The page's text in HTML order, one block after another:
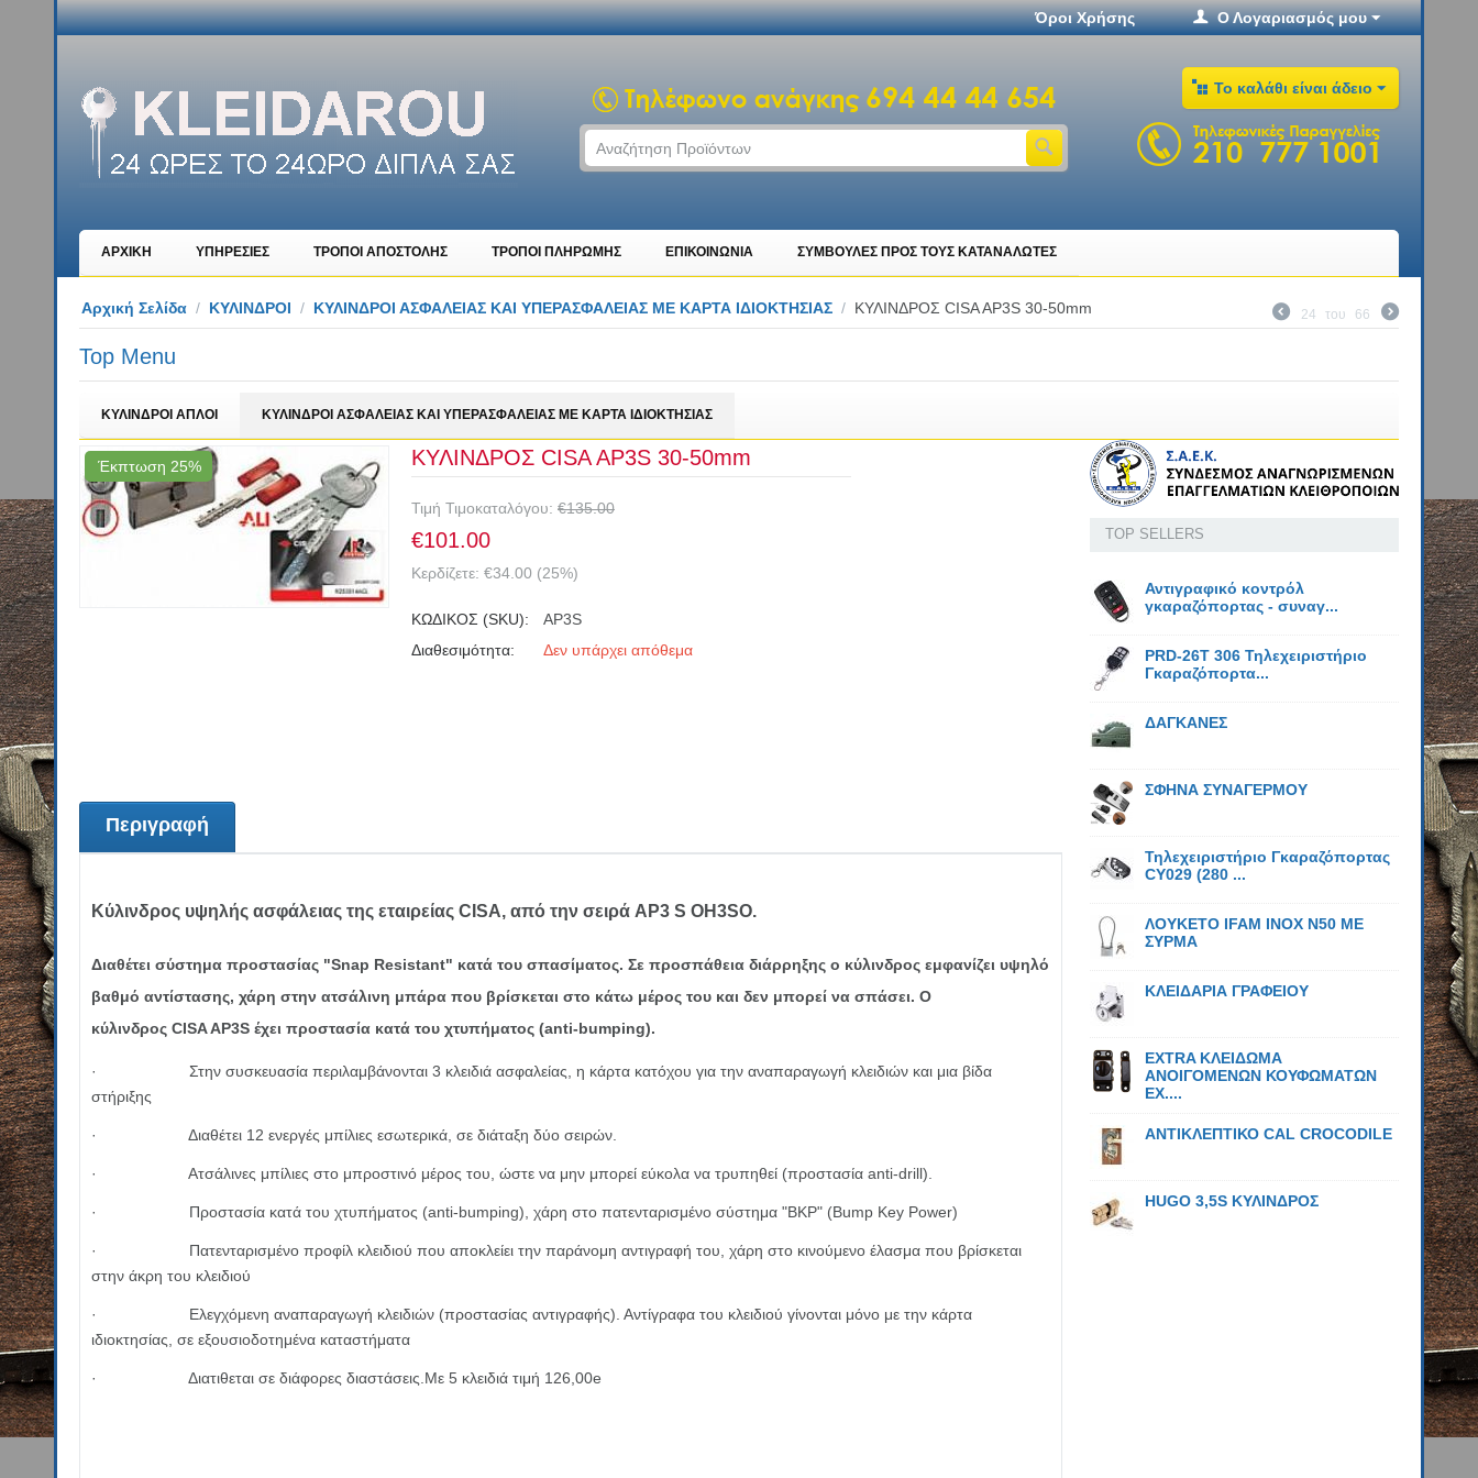
Ο Λογαριασμός μου
Όροι Χρήσης
Το καλάθι είναι άδειο
ΑΡΧΙΚΗ ΥΠΗΡΕΣΙΕΣ ΤΡΟΠΟΙ ΑΠΟΣΤΟΛΗΣ ΤΡΟΠΟΙ ΠΛΗΡΩΜΗΣ ΕΠΙΚΟΙΝΩΝΙΑ ΣΥΜΒΟΥΛΕΣ ΠΡΟΣ ΤΟΥΣ ΚΑΤΑΝΑΛΩΤΕΣ
Αρχική Σελίδα / ΚΥΛΙΝΔΡΟΙ / ΚΥΛΙΝΔΡΟΙ ΑΣΦΑΛΕΙΑΣ KAI YΠΕΡΑΣΦΑΛΕΙΑΣ ΜΕ ΚΑΡΤΑ ΙΔΙΟΚΤΗΣΙΑΣ / ΚΥΛΙΝΔΡΟΣ CISA AP3S 30-50mm 24 του 66
Top Menu
ΚΥΛΙΝΔΡΟΙ ΑΠΛΟΙ ΚΥΛΙΝΔΡΟΙ ΑΣΦΑΛΕΙΑΣ KAI YΠΕΡΑΣΦΑΛΕΙΑΣ ΜΕ ΚΑΡΤΑ ΙΔΙΟΚΤΗΣΙΑΣ
Έκπτωση 25% ΚΥΛΙΝΔΡΟΣ CISA AP3S 30-50mm
Τιμή Τιμοκαταλόγου: €135.00
€101.00
Κερδίζετε: €34.00 (25%)
ΚΩΔΙΚΟΣ (SKU):
AP3S
Διαθεσιμότητα:
Δεν υπάρχει απόθεμα
Περιγραφή
Κύλινδρος υψηλής ασφάλειας της εταιρείας CISA, από την σειρά AP3 S OH3SO.
Διαθέτει σύστημα προστασίας "Snap Resistant" κατά του σπασίματος. Σε προσπάθεια διάρρηξης ο κύλινδρος εμφανίζει υψηλό
βαθμό αντίστασης, χάρη στην ατσάλινη μπάρα που βρίσκεται στο κάτω μέρος του και δεν μπορεί να σπάσει. Ο
κύλινδρος CISA AP3S έχει προστασία κατά του χτυπήματος (anti-bumping).
· Στην συσκευασία περιλαμβάνονται 3 κλειδιά ασφαλείας, η κάρτα κατόχου για την αναπαραγωγή κλειδιών και μια βίδα
στήριξης
· Διαθέτει 12 ενεργές μπίλιες εσωτερικά, σε διάταξη δύο σειρών.
· Ατσάλινες μπίλιες στο μπροστινό μέρος του, ώστε να μην μπορεί εύκολα να τρυπηθεί (προστασία anti-drill).
· Πρoστασία κατά του χτυπήματος (anti-bumping), χάρη στο πατενταρισμένο σύστημα "BKP" (Bump Key Power)
· Πατενταρισμένο προφίλ κλειδιού που αποκλείει την παράνομη αντιγραφή του, χάρη στο κινούμενο έλασμα που βρίσκεται
στην άκρη του κλειδιού
· Ελεγχόμενη αναπαραγωγή κλειδιών (προστασίας αντιγραφής). Αντίγραφα του κλειδιού γίνονται μόνο με την κάρτα
ιδιοκτησίας, σε εξουσιοδοτημένα καταστήματα
· Διατιθεται σε διάφορες διαστάσεις.Mε 5 κλειδιά τιμή 126,00e
TOP SELLERS
Αντιγραφικό κοντρόλ
γκαραζόπορτας - συναγ...
PRD-26T 306 Τηλεχειριστήριο
Γκαραζόπορτα...
ΔΑΓΚΑΝΕΣ
ΣΦΗΝΑ ΣΥΝΑΓΕΡΜΟΥ
Τηλεχειριστήριο Γκαραζόπορτας
CY029 (280 ...
ΛΟΥΚΕΤΟ IFAM ΙΝΟΧ N50 ΜΕ
ΣΥΡΜΑ
ΚΛΕΙΔΑΡΙΑ ΓΡΑΦΕΙΟΥ
EXTRA ΚΛΕΙΔΩΜΑ
ΑΝΟΙΓΟΜΕΝΩΝ ΚΟΥΦΩΜΑΤΩΝ
EX....
ΑΝΤΙΚΛΕΠΤΙΚΟ CAL CROCODILE
HUGO 3,5S ΚΥΛΙΝΔΡΟΣ